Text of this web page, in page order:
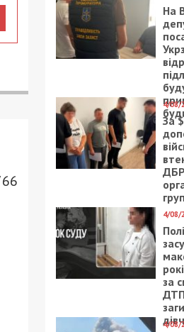
На
4/08/
За
4/08/
за
4/08/